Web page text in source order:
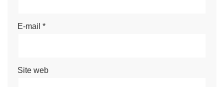
E-mail *
Site web